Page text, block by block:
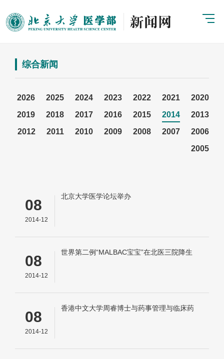
综合新闻
2026 2025 2024 2023 2022 2021
2020
2019
2018 2017 2016 2015 2014
2013
2012
2011 2010 2009 2008 2007
2006
2005
08
2014-12
北京大学医学论坛举办
08
2014-12
世界第二例“MALBAC宝宝”在北医三院降生
08
2014-12
香港中文大学周睿博士与药事管理与临床药